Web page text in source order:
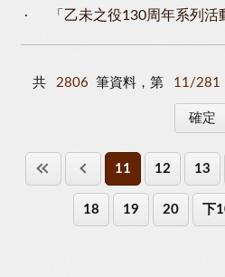
「乙未之役130周年系列
共 2806 筆資料，第 11/281
11 12 13
18 19 20 下